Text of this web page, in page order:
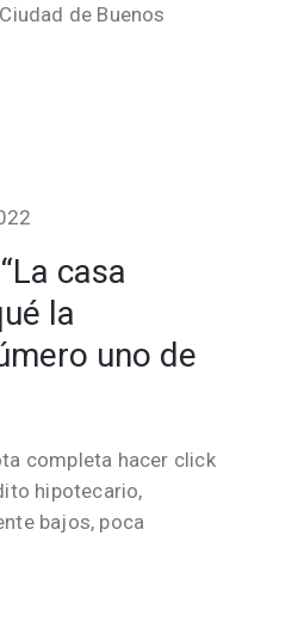
de Buenos
casa
la
uno de
completa hacer click
hipotecario,
bajos, poca